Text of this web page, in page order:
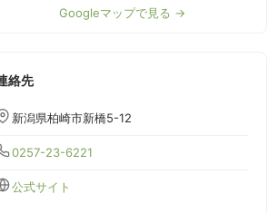
Googleマップで見る →
絡先
新潟県柏崎市新橋5-12
0257-23-6221
公式サイト